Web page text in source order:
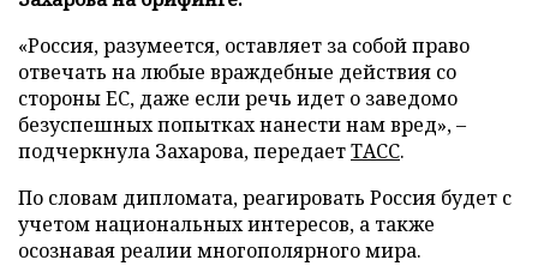
«Россия, разумеется, оставляет за собой право
отвечать на любые враждебные действия со
стороны ЕС, даже если речь идет о заведомо
безуспешных попытках нанести нам вред», –
подчеркнула Захарова, передаетТАСС.
По словам дипломата, реагировать Россия будет с
учетом национальных интересов, а также
осознавая реалии многополярного мира.